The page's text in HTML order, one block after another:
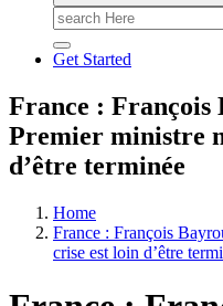
Search
for:
Get Started
France : François
Premier ministre
d’être terminée
Home
France : François
crise est loin d’être